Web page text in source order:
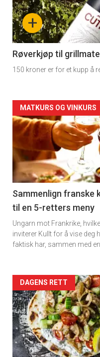
nå
-
4
+
Røverkjøp til
150 kroner er for et kupp å
Forsiden
akkurat
nå
-
5
MATKURS OG VINKURS
Sammenlign franske
til en 5-retters meny
Ungarn mot Frankrike,
inviterer Kullt for å vise deg
faktisk har, sammen med
Forsiden
akkurat
nå
-
DAGENS RETT